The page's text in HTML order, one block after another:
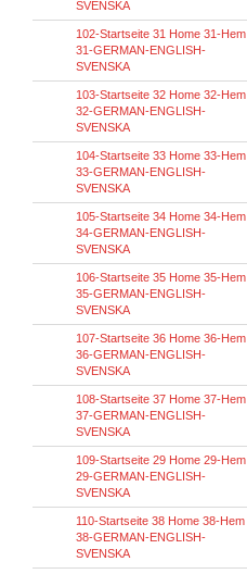
SVENSKA
102-Startseite 31 Home 31-Hem
31-GERMAN-ENGLISH-
SVENSKA
103-Startseite 32 Home 32-Hem
32-GERMAN-ENGLISH-
SVENSKA
104-Startseite 33 Home 33-Hem
33-GERMAN-ENGLISH-
SVENSKA
105-Startseite 34 Home 34-Hem
34-GERMAN-ENGLISH-
SVENSKA
106-Startseite 35 Home 35-Hem
35-GERMAN-ENGLISH-
SVENSKA
107-Startseite 36 Home 36-Hem
36-GERMAN-ENGLISH-
SVENSKA
108-Startseite 37 Home 37-Hem
37-GERMAN-ENGLISH-
SVENSKA
109-Startseite 29 Home 29-Hem
29-GERMAN-ENGLISH-
SVENSKA
110-Startseite 38 Home 38-Hem
38-GERMAN-ENGLISH-
SVENSKA